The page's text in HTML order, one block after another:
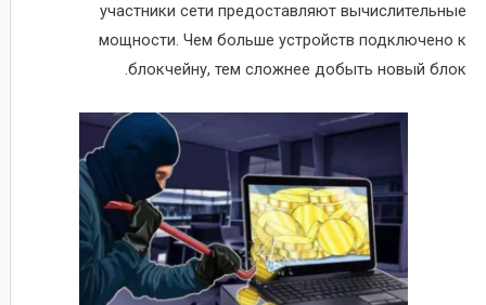
участники сети предоставляют вычислительные
мощности. Чем больше устройств подключено к
блокчейну, тем сложнее добыть новый блок.